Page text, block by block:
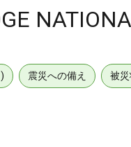
震災への備え 被災